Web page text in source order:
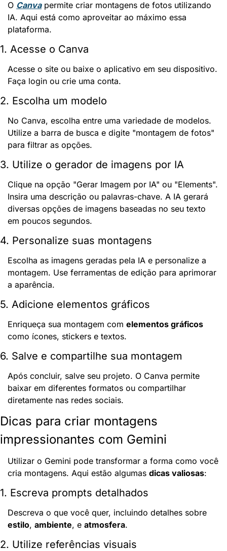
O Canva permite criar montagens de fotos utilizando
IA. Aqui está como aproveitar ao máximo essa
plataforma.
1. Acesse o Canva
Acesse o site ou baixe o aplicativo em seu dispositivo.
Faça login ou crie uma conta.
2. Escolha um modelo
No Canva, escolha entre uma variedade de modelos.
Utilize a barra de busca e digite "montagem de fotos"
para filtrar as opções.
3. Utilize o gerador de imagens por IA
Clique na opção "Gerar Imagem por IA" ou "Elements".
Insira uma descrição ou palavras-chave. A IA gerará
diversas opções de imagens baseadas no seu texto
em poucos segundos.
4. Personalize suas montagens
Escolha as imagens geradas pela IA e personalize a
montagem. Use ferramentas de edição para aprimorar
a aparência.
5. Adicione elementos gráficos
Enriqueça sua montagem com elementos gráficos
como ícones, stickers e textos.
6. Salve e compartilhe sua montagem
Após concluir, salve seu projeto. O Canva permite
baixar em diferentes formatos ou compartilhar
diretamente nas redes sociais.
Dicas para criar montagens
impressionantes com Gemini
Utilizar o Gemini pode transformar a forma como você
cria montagens. Aqui estão algumas dicas valiosas:
1. Escreva prompts detalhados
estilo, ambiente, e atmosfera.
2. Utilize referências visuais